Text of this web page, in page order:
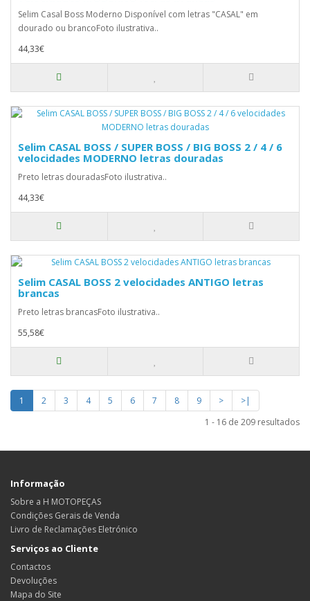
Selim Casal Boss Moderno Disponível com letras "CASAL" em
dourado ou brancoFoto ilustrativa..
44,33€
Selim CASAL BOSS / SUPER BOSS / BIG BOSS 2 / 4 / 6
velocidades MODERNO letras douradas
Preto letras douradasFoto ilustrativa..
44,33€
Selim CASAL BOSS 2 velocidades ANTIGO letras
brancas
Preto letras brancasFoto ilustrativa..
55,58€
1 2 3 4 5 6 7 8 9 >
>|
1 - 16 de 209 resultados
Informação
Sobre a H MOTOPEÇAS
Condições Gerais de Venda
Livro de Reclamações Eletrónico
Serviços ao Cliente
Contactos
Devoluções
Mapa do Site